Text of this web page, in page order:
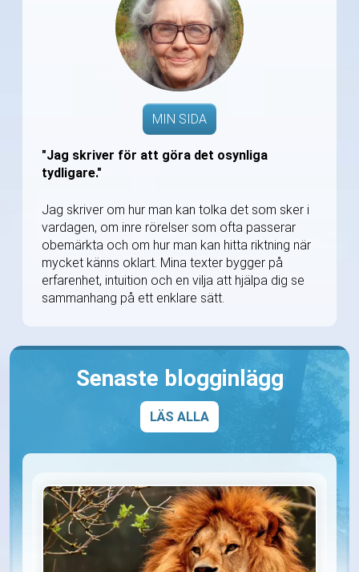
MIN SIDA
"Jag skriver för att göra det osynliga
tydligare."
Jag skriver om hur man kan tolka det som sker i
vardagen, om inre rörelser som ofta passerar
obemärkta och om hur man kan hitta riktning när
mycket känns oklart. Mina texter bygger på
erfarenhet, intuition och en vilja att hjälpa dig se
sammanhang på ett enklare sätt.
Senaste blogginlägg
LÄS ALLA